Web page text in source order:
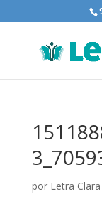
por Letra Clara